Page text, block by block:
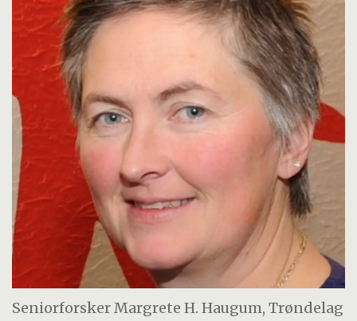
Seniorforsker Margrete H. Haugum, Trøndelag